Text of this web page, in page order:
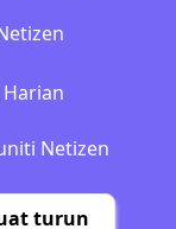
Netizen
turun